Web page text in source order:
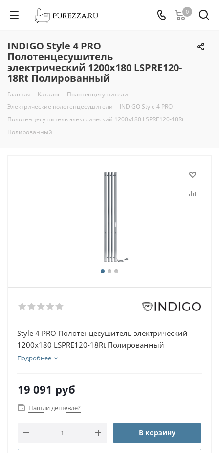
0
INDIGO Style 4 PRO
Полотенцесушитель
электрический 1200х180 LSPRE120-
18Rt Полированный
Главная - Каталог - Полотенцесушители -
Электрические полотенцесушители - INDIGO Style 4 PRO
Полотенцесушитель электрический 1200х180 LSPRE120-18Rt
Полированный
Style 4 PRO Полотенцесушитель электрический
1200х180 LSPRE120-18Rt Полированный
Подробнее
19 091 руб
Нашли дешевле?
В корзину